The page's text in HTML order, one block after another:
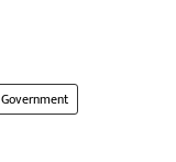
Government